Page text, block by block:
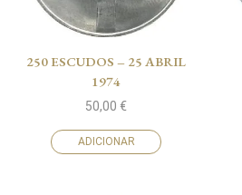
250 ESCUDOS – 25 ABRIL
1974
50,00 €
ADICIONAR